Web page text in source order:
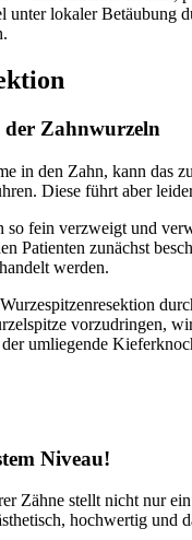
lokaler Betäubung
der Zahnwurzeln
in den Zahn, kann das
Diese führt aber
so fein verzweigt und
Patienten zunächst
werden.
vorzudringen,
umliegende
Niveau!
Zähne stellt nicht nur
hochwertig und